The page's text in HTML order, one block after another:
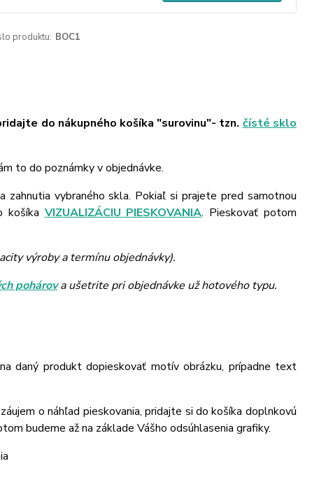
produktu: BOC1
do nákupného košíka "surovinu"- tzn. čísté sklo
to do poznámky v objednávke.
vybraného skla. Pokiaľ si prajete pred samotnou
košíka VIZUALIZÁCIU PIESKOVANIA. Pieskovať potom
výroby a termínu objednávky).
pohárova ušetrite pri objednávke už hotového typu.
daný produkt dopieskovať motív obrázku, prípadne text
o náhľad pieskovania, pridajte si do košíka doplnkovú
budeme až na základe Vášho odsúhlasenia grafiky.